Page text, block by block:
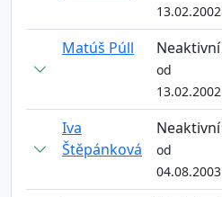
13.02.2002
Matúš Púll Neaktivní
od
13.02.2002
Iva
Štěpánková
Neaktivní
od
04.08.2003